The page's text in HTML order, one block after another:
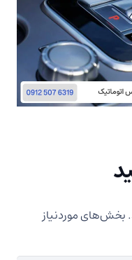
بخش‌های موردنیاز